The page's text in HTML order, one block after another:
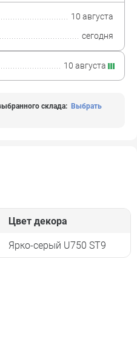
10 августа
сегодня
10 августа
склада: Выбрать
Цвет декора
Ярко-серый U750 ST9